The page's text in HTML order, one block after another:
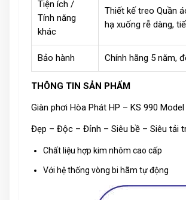
Tiện ích /
Tính năng
khác
Thiết kế treo Quần
hạ xuống rễ dàng,
Bảo hành Chính hãng 5 năm,
THÔNG TIN SẢN PHẨM
Giàn phơi Hòa Phát HP – KS 990 Model
Đẹp – Độc – Đỉnh – Siêu bề – Siêu tải
Chất liệu hợp kim nhôm cao cấp
Với hệ thống vòng bi hãm tự động